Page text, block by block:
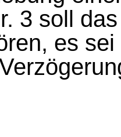
3 soll
es